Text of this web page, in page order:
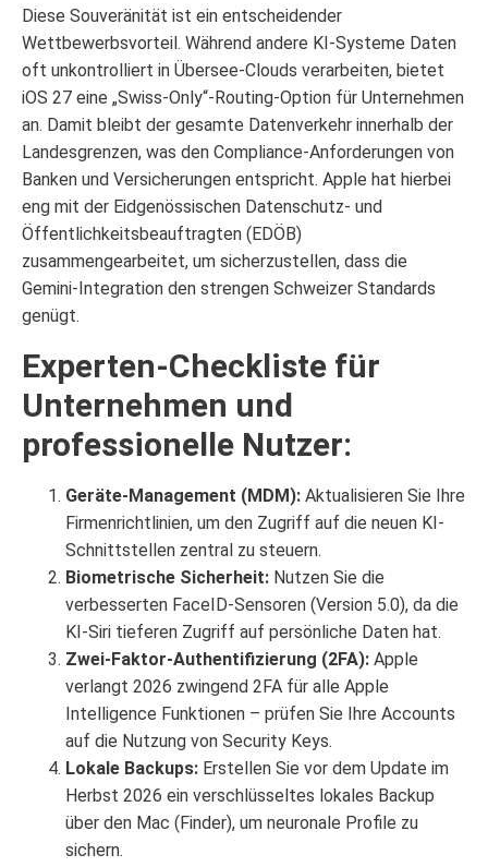
Diese Souveränität ist ein entscheidender
Wettbewerbsvorteil. Während andere KI-Systeme Daten
oft unkontrolliert in Übersee-Clouds verarbeiten, bietet
iOS 27 eine „Swiss-Only“-Routing-Option für Unternehmen
an. Damit bleibt der gesamte Datenverkehr innerhalb der
Landesgrenzen, was den Compliance-Anforderungen von
Banken und Versicherungen entspricht. Apple hat hierbei
eng mit der Eidgenössischen Datenschutz- und
Öffentlichkeitsbeauftragten (EDÖB)
zusammengearbeitet, um sicherzustellen, dass die
Gemini-Integration den strengen Schweizer Standards
genügt.
Experten-Checkliste für
Unternehmen und
professionelle Nutzer:
Geräte-Management (MDM): Aktualisieren Sie Ihre
Firmenrichtlinien, um den Zugriff auf die neuen KI-
Schnittstellen zentral zu steuern.
Biometrische Sicherheit: Nutzen Sie die
verbesserten FaceID-Sensoren (Version 5.0), da die
KI-Siri tieferen Zugriff auf persönliche Daten hat.
Zwei-Faktor-Authentifizierung (2FA): Apple
verlangt 2026 zwingend 2FA für alle Apple
Intelligence Funktionen – prüfen Sie Ihre Accounts
auf die Nutzung von Security Keys.
Lokale Backups: Erstellen Sie vor dem Update im
Herbst 2026 ein verschlüsseltes lokales Backup
über den Mac (Finder), um neuronale Profile zu
sichern.